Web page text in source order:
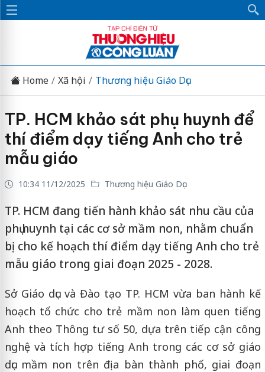
Home Xã hội Thương hiệu Giáo Dục
TP. HCM khảo sát phụ huynh để
thí điểm dạy tiếng Anh cho trẻ
mẫu giáo
10:34 11/12/2025 Thương hiệu Giáo Dục
TP. HCM đang tiến hành khảo sát nhu cầu của
phụ huynh tại các cơ sở mầm non, nhằm chuẩn
bị cho kế hoạch thí điểm dạy tiếng Anh cho trẻ
mẫu giáo trong giai đoạn 2025 - 2028.
Sở Giáo dục và Đào tạo TP. HCM vừa ban hành kế
hoạch tổ chức cho trẻ mầm non làm quen tiếng
Anh theo Thông tư số 50, dựa trên tiếp cận công
nghệ và tích hợp tiếng Anh trong các cơ sở giáo
dục mầm non trên địa bàn thành phố, giai đoạn